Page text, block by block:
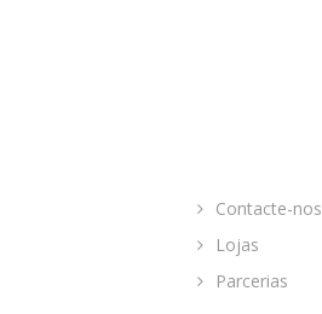
Contacte-nos
Lojas
Parcerias